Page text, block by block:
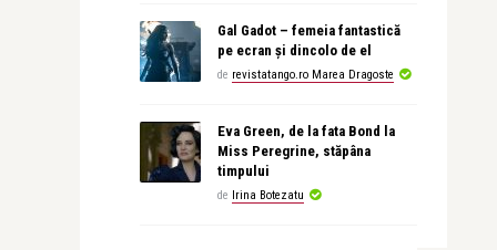
Gal Gadot – femeia fantastică
pe ecran și dincolo de el
de revistatango.ro Marea Dragoste
Eva Green, de la fata Bond la
Miss Peregrine, stăpâna
timpului
de Irina Botezatu